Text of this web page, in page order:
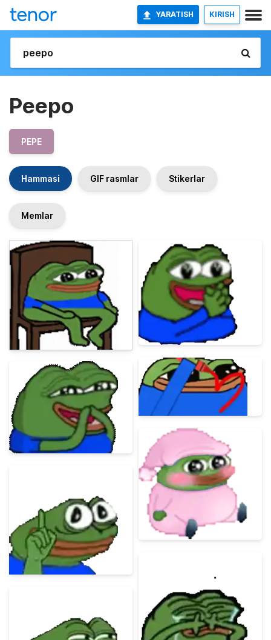
YARATISH KIRISH
Peepo
PEPE
Hammasi GIF rasmlar Stikerlar
Memlar